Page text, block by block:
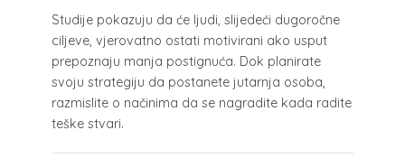
Studije pokazuju da će ljudi, slijedeći dugoročne
ciljeve, vjerovatno ostati motivirani ako usput
prepoznaju manja postignuća. Dok planirate
svoju strategiju da postanete jutarnja osoba,
razmislite o načinima da se nagradite kada radite
teške stvari.